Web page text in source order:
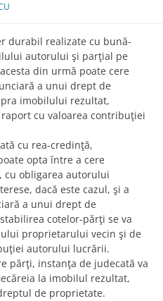
durabil realizate cu bună-
autorului şi parţial pe
din urmă poate cere
a unui drept de
imobilului rezultat,
cu valoarea contribuţiei
cu rea-credinţă,
opta între a cere
cu obligarea autorului
dacă este cazul, şi a
a unui drept de
cotelor-părţi se va
proprietarului vecin şi de
autorului lucrării.
părţi, instanţa de judecată va
la imobilul rezultat,
de proprietate.